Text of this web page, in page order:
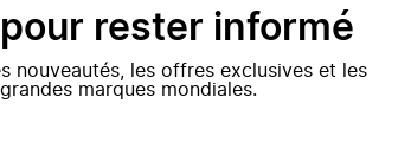
rester informé
nouveautés, les offres exclusives et les
marques mondiales.